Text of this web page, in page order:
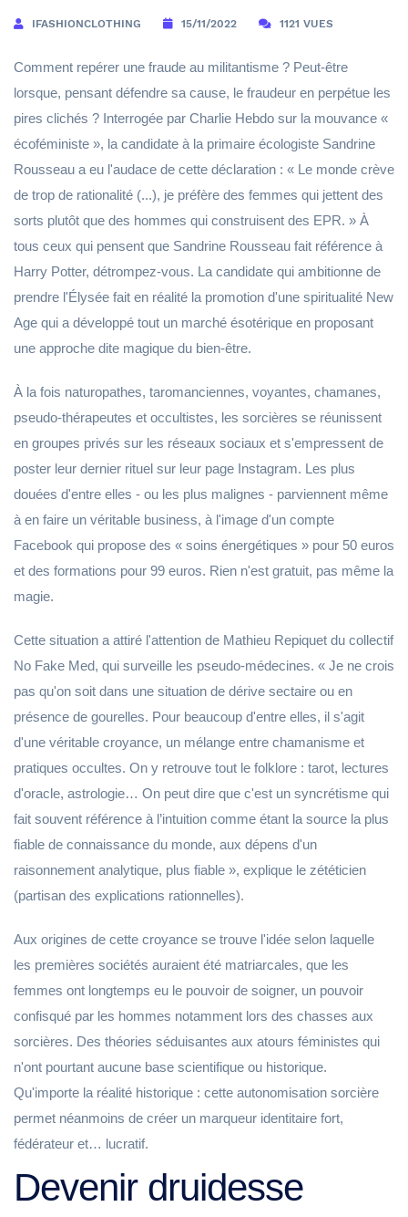
IFASHIONCLOTHING 15/11/2022 1121 VUES
Comment repérer une fraude au militantisme ? Peut-être
lorsque, pensant défendre sa cause, le fraudeur en perpétue les
pires clichés ? Interrogée par Charlie Hebdo sur la mouvance «
écoféministe », la candidate à la primaire écologiste Sandrine
Rousseau a eu l'audace de cette déclaration : « Le monde crève
de trop de rationalité (...), je préfère des femmes qui jettent des
sorts plutôt que des hommes qui construisent des EPR. » À
tous ceux qui pensent que Sandrine Rousseau fait référence à
Harry Potter, détrompez-vous. La candidate qui ambitionne de
prendre l'Élysée fait en réalité la promotion d'une spiritualité New
Age qui a développé tout un marché ésotérique en proposant
une approche dite magique du bien-être.
À la fois naturopathes, taromanciennes, voyantes, chamanes,
pseudo-thérapeutes et occultistes, les sorcières se réunissent
en groupes privés sur les réseaux sociaux et s'empressent de
poster leur dernier rituel sur leur page Instagram. Les plus
douées d'entre elles - ou les plus malignes - parviennent même
à en faire un véritable business, à l'image d'un compte
Facebook qui propose des « soins énergétiques » pour 50 euros
et des formations pour 99 euros. Rien n'est gratuit, pas même la
magie.
Cette situation a attiré l'attention de Mathieu Repiquet du collectif
No Fake Med, qui surveille les pseudo-médecines. « Je ne crois
pas qu'on soit dans une situation de dérive sectaire ou en
présence de gourelles. Pour beaucoup d'entre elles, il s'agit
d'une véritable croyance, un mélange entre chamanisme et
pratiques occultes. On y retrouve tout le folklore : tarot, lectures
d'oracle, astrologie… On peut dire que c'est un syncrétisme qui
fait souvent référence à l’intuition comme étant la source la plus
fiable de connaissance du monde, aux dépens d'un
raisonnement analytique, plus fiable », explique le zététicien
(partisan des explications rationnelles).
Aux origines de cette croyance se trouve l'idée selon laquelle
les premières sociétés auraient été matriarcales, que les
femmes ont longtemps eu le pouvoir de soigner, un pouvoir
confisqué par les hommes notamment lors des chasses aux
sorcières. Des théories séduisantes aux atours féministes qui
n'ont pourtant aucune base scientifique ou historique.
Qu'importe la réalité historique : cette autonomisation sorcière
permet néanmoins de créer un marqueur identitaire fort,
fédérateur et… lucratif.
Devenir druidesse